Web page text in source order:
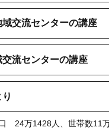
域交流センターの講座
交流センターの講座
24万1428人、世帯数11